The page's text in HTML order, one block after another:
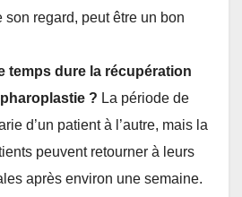
son regard, peut être un bon
temps dure la récupération
? La période de
d’un patient à l’autre, mais la
peuvent retourner à leurs
après environ une semaine.